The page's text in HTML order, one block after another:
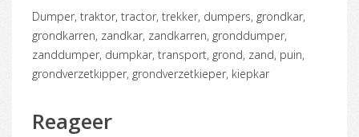
dumper, traktor, tractor, trekker, dumpers, grondkar,
grondkarren, zandkar, zandkarren, gronddumper,
zanddumper, dumpkar, transport, grond, zand, puin,
grondverzetkipper, grondverzetkieper, kiepkar
Reageer